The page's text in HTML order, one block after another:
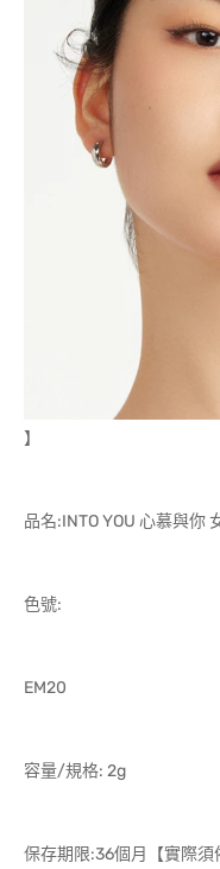
】
品名:INTO YOU 心慕與你
色號:
EM20
容量/規格: 2g
保存期限:36個月【實際須